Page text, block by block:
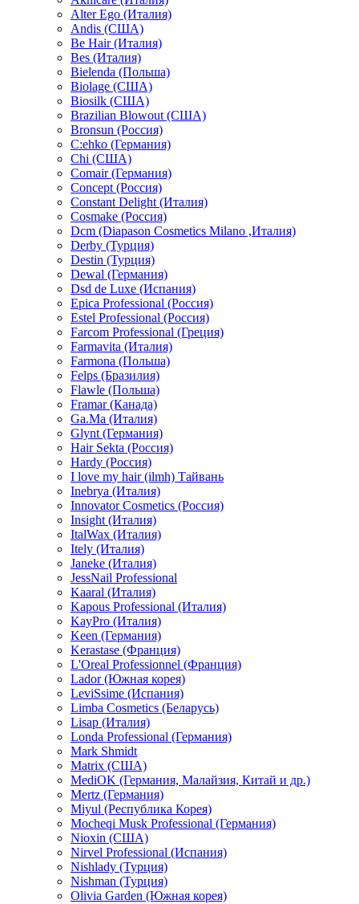
Alter Ego (Италия)
Andis (США)
Be Hair (Италия)
Bes (Италия)
Bielenda (Польша)
Biolage (США)
Biosilk (США)
Brazilian Blowout (США)
Bronsun (Россия)
C:ehko (Германия)
Chi (США)
Comair (Германия)
Concept (Россия)
Constant Delight (Италия)
Cosmake (Россия)
Dcm (Diapason Cosmetics Milano ,Италия)
Derby (Турция)
Destin (Турция)
Dewal (Германия)
Dsd de Luxe (Испания)
Epica Professional (Россия)
Estel Professional (Россия)
Farcom Professional (Греция)
Farmavita (Италия)
Farmona (Польша)
Felps (Бразилия)
Flawle (Польша)
Framar (Канада)
Ga.Ma (Италия)
Glynt (Германия)
Hair Sekta (Россия)
Hardy (Россия)
I love my hair (ilmh) Тайвань
Inebrya (Италия)
Innovator Cosmetics (Россия)
Insight (Италия)
ItalWax (Италия)
Itely (Италия)
Janeke (Италия)
JessNail Professional
Kaaral (Италия)
Kapous Professional (Италия)
KayPro (Италия)
Keen (Германия)
Kerastase (Франция)
L'Oreal Professionnel (Франция)
Lador (Южная корея)
LeviSsime (Испания)
Limba Cosmetics (Беларусь)
Lisap (Италия)
Londa Professional (Германия)
Mark Shmidt
Matrix (США)
MediOK (Германия, Малайзия, Китай и др.)
Mertz (Германия)
Miyul (Республика Корея)
Mocheqi Musk Professional (Германия)
Nioxin (США)
Nirvel Professional (Испания)
Nishlady (Турция)
Nishman (Турция)
Olivia Garden (Южная корея)